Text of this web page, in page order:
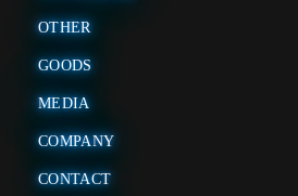
OTHER
GOODS
MEDIA
COMPANY
CONTACT